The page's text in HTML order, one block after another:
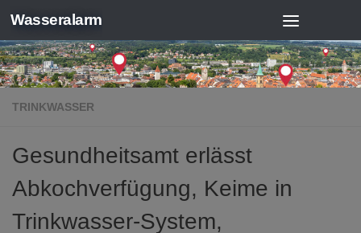
Zum Inhalt springen
Wasseralarm
TRINKWASSER
Gesundheitsamt erlässt
Abkochverfügung, Keime in
Trinkwasser-System,